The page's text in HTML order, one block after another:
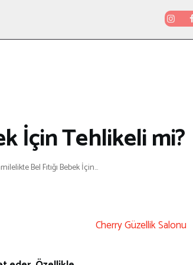
İçin Tehlikeli mi?
Bel Fıtığı Bebek İçin...
Cherry Güzellik Salonu